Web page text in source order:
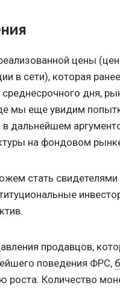
цены
в сети), которая
дня,
мы еще увидим
дальнейшем
на фондовом
стать
продавцов,
поведения ФРС,
роста. Количество